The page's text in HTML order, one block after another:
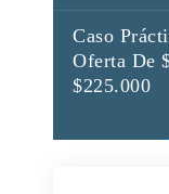
Caso
Oferta De
$225.000